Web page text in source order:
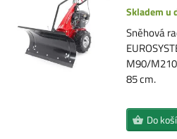
Skladem u
Sněhová
M90/
85 cm.
Do